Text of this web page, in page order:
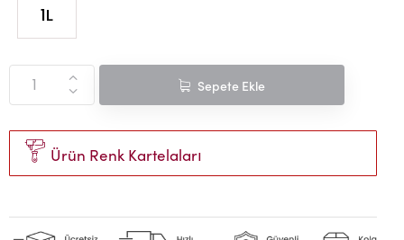
1L
Sepete Ekle
Ürün Renk Kartelaları